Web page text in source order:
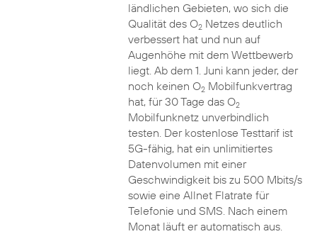
ländlichen Gebieten, wo sich die
Qualität des O2Netzes deutlich
verbessert hat und nun auf
Augenhöhe mit dem Wettbewerb
liegt. Ab dem 1. Juni kann jeder, der
noch keinen O2Mobilfunkvertrag
hat, für 30 Tage das O2
Mobilfunknetz unverbindlich
testen. Der kostenlose Testtarif ist
5G-fähig, hat ein unlimitiertes
Datenvolumen mit einer
Geschwindigkeit bis zu 500 Mbits/s
sowie eine Allnet Flatrate für
Telefonie und SMS. Nach einem
Monat läuft er automatisch aus.